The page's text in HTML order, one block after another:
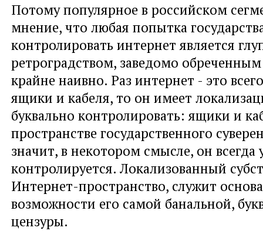
Потому популярное в российском
мнение, что любая попытка
контролировать интернет является
ретроградством, заведомо
крайне наивно. Раз интернет - это
ящики и кабеля, то он имеет
буквально контролировать: ящики и
пространстве государственного
значит, в некотором смысле, он всегда
контролируется. Локализованный
Интернет-пространство, служит
возможности его самой банальной,
цензуры.